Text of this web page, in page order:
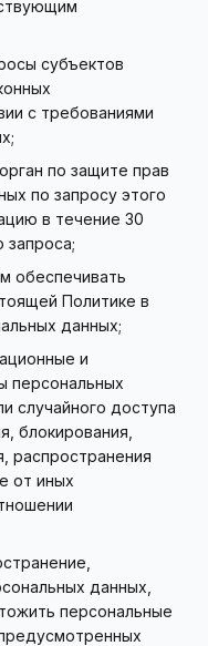
субъектов
с требованиями
по защите прав
по запросу этого
в течение 30
запроса;
обеспечивать
Политике в
данных;
и
персональных
случайного доступа
блокирования,
распространения
от иных
данных,
персональные